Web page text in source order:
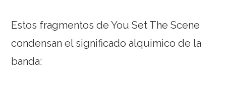
Estos fragmentos de You Set The Scene
condensan el significado alquimico de la
banda: